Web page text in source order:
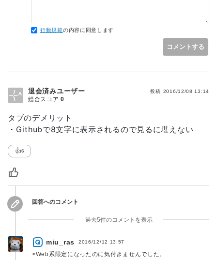
ように食わせろ」
みたいな。
あるいは「細麺・太麺、油多目・少な目、味濃い目・薄目」が
>むしろ貴方ぐらいちゃっかりかっちりを求めているのに、
>なんでタブはOKなんだって疑問で私はいっぱいです。
私の場合は選べる店の方が好きですし、もしラーメン屋をやる
なら選べる店にします。自分にとっての「最高」が、すべての
人にとっても最高だとは限らないと思っているから、でしょう
自分の環境じゃタブ幅が４文字固定なんです。でも多分相手は
２文字幅だった。この場合、大体のエディタがタブ幅なんて全
体で一つしか設定できないので、ファイル全体をフォーマット
なるし、インデントとかその他の細かいものも全てなくなりま
結果、ラーメンは台無し。
行動規範の内容に同意します
コメントする
タブのデメリット
・Githubで8文字に表示されるので見るに堪えない
投稿 2016/12/08 13:14
退会済みユーザー
総合スコア 0
👍6
回答へのコメント
過去5件のコメントを表示
miu_ras 2016/12/12 13:57
>Web系限定になったのに気付きませんでした。